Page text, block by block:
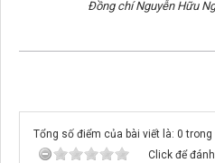
Đồng chí Nguyễn Hữu
Tổng số điểm của bài viết là: 0 trong
Click để